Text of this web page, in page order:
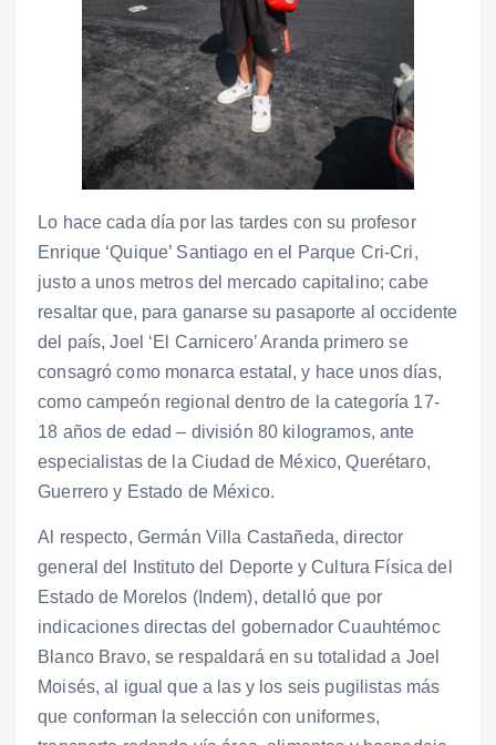
Lo hace cada día por las tardes con su profesor
Enrique ‘Quique’ Santiago en el Parque Cri-Cri,
justo a unos metros del mercado capitalino; cabe
resaltar que, para ganarse su pasaporte al occidente
del país, Joel ‘El Carnicero’ Aranda primero se
consagró como monarca estatal, y hace unos días,
como campeón regional dentro de la categoría 17-
18 años de edad – división 80 kilogramos, ante
especialistas de la Ciudad de México, Querétaro,
Guerrero y Estado de México.
Al respecto, Germán Villa Castañeda, director
general del Instituto del Deporte y Cultura Física del
Estado de Morelos (Indem), detalló que por
indicaciones directas del gobernador Cuauhtémoc
Blanco Bravo, se respaldará en su totalidad a Joel
Moisés, al igual que a las y los seis pugilistas más
que conforman la selección con uniformes,